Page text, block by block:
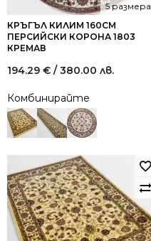
КРЪГЪЛ КИЛИМ 160СМ
ПЕРСИЙСКИ КОРОНА 1803
КРЕМАВ
5 размера
194.29 € / 380.00 лв.
Комбинирайте